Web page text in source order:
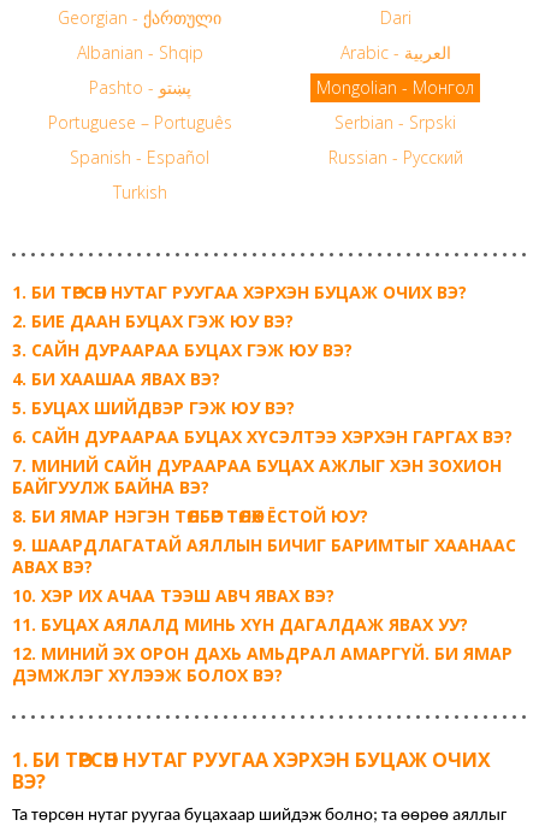
Georgian - ქართული
Dari
Albanian - Shqip
Arabic - العربية
Pashto - پښتو
Mongolian - Монгол
Portuguese – Português
Serbian - Srpski
Spanish - Español
Russian - Русский
Turkish
БИ ТӨРСӨН НУТАГ РУУГАА ХЭРХЭН БУЦАЖ ОЧИХ ВЭ?
БИЕ ДААН БУЦАХ ГЭЖ ЮУ ВЭ?
САЙН ДУРААРАА БУЦАХ ГЭЖ ЮУ ВЭ?
БИ ХААШАА ЯВАХ ВЭ?
БУЦАХ ШИЙДВЭР ГЭЖ ЮУ ВЭ?
САЙН ДУРААРАА БУЦАХ ХҮСЭЛТЭЭ ХЭРХЭН ГАРГАХ ВЭ?
МИНИЙ САЙН ДУРААРАА БУЦАХ АЖЛЫГ ХЭН ЗОХИОН
БАЙГУУЛЖ БАЙНА ВЭ?
БИ ЯМАР НЭГЭН ТӨЛБӨР ТӨЛӨХ ЁСТОЙ ЮУ?
ШААРДЛАГАТАЙ АЯЛЛЫН БИЧИГ БАРИМТЫГ ХААНААС
АВАХ ВЭ?
ХЭР ИХ АЧАА ТЭЭШ АВЧ ЯВАХ ВЭ?
БУЦАХ АЯЛАЛД МИНЬ ХҮН ДАГАЛДАЖ ЯВАХ УУ?
МИНИЙ ЭХ ОРОН ДАХЬ АМЬДРАЛ АМАРГҮЙ. БИ ЯМАР
ДЭМЖЛЭГ ХҮЛЭЭЖ БОЛОХ ВЭ?
БИ ТӨРСӨН НУТАГ РУУГАА ХЭРХЭН БУЦАЖ ОЧИХ
ВЭ?
Та төрсөн нутаг руугаа буцахаар шийдэж болно; та өөрөө аяллыг